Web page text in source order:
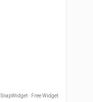
SnapWidget · Free Widget